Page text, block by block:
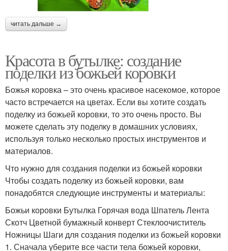
читать дальше →
Красота в бутылке: создание
поделки из божьей коровки
Божья коровка – это очень красивое насекомое, которое
часто встречается на цветах. Если вы хотите создать
поделку из божьей коровки, то это очень просто. Вы
можете сделать эту поделку в домашних условиях,
используя только несколько простых инструментов и
материалов.
Что нужно для создания поделки из божьей коровки
Чтобы создать поделку из божьей коровки, вам
понадобятся следующие инструменты и материалы:
Божьи коровки Бутылка Горячая вода Шпатель Лента
Скотч Цветной бумажный конверт Стеклоочиститель
Ножницы Шаги для создания поделки из божьей коровки
1. Сначала уберите все части тела божьей коровки,